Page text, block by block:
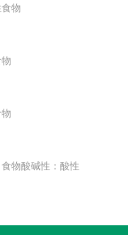
物
食物酸碱性：酸性